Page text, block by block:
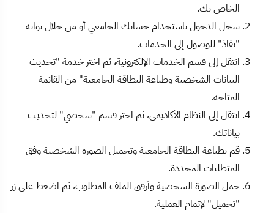
الخاص بك.
سجل الدخول باستخدام حسابك الجامعي أو من خلال بوابة
"نفاذ" للوصول إلى الخدمات.
انتقل إلى قسم الخدمات الإلكترونية، ثم اختر خدمة "تحديث
البيانات الشخصية وطباعة البطاقة الجامعية" من القائمة
المتاحة.
انتقل إلى النظام الأكاديمي، ثم اختر قسم "شخصي" لتحديث
بياناتك.
قم بطباعة البطاقة الجامعية وتحميل الصورة الشخصية وفق
المتطلبات المحددة.
حمل الصورة الشخصية وأرفق الملف المطلوب، ثم اضغط على زر
"تحميل" لإتمام العملية.